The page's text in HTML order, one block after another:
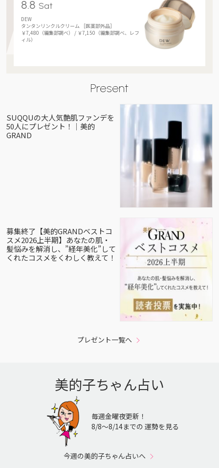
8.8 Sat
DEW
タンタンリンクルクリーム ［医薬部外品］
￥7,480（編集部調べ） / ￥7,150（編集部調べ、レフ
ィル）
Present
SUQQUの大人気艶肌ファンデを
50人にプレゼント！｜美的
GRAND
募集終了【美的GRANDベストコ
スメ2026上半期】あなたの肌・
髪悩みを解消し、”経年美化”して
くれたコスメをくわしく教えて！
プレゼント一覧へ
美的子ちゃん占い
毎週金曜夜更新！
8/8〜8/14までの 運勢を見る
今週の美的子ちゃん占いへ